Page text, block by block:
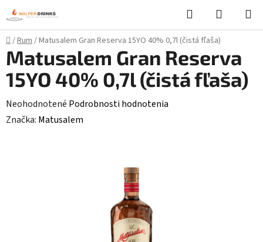
Prejsť
na
obsah
Hľadať
KOŠÍK
Domov
/Rum/Matusalem Gran Reserva 15YO 40% 0,7l (čistá fľaša)
Matusalem Gran Reserva
15YO 40% 0,7l (čistá fľaša)
Priemerné
hodnotenie
Neohodnotené Podrobnosti hodnotenia
Značka: Matusalem